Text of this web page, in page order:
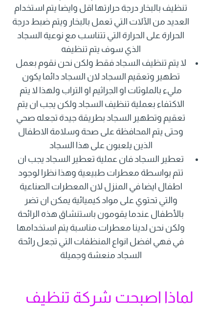
تنظيف بالبخار درجة حرارتها اقل وايضا يتم استخدام
العديد من الآلات التي تعمل بالبخار ويتم ضبط درجة
الحرارة على الحرارة التي تتناسب مع نوعية السجاد
الذي سوف يتم تنظيفه
لا يتم تنظيف السجاد فقط ولكن نحن نقوم بعمل
تطهير وتعقيم السجاد لان السجاد دائما يكون
مليء بالملوثات او الجراثيم او التراب ولهذا لا يتم
الاكتفاء بعملية تنظيف السجاد ولكن يجب ان يتم
تعقيم وتطهير السجاد بطريقة جيدة تجعله صحي
وحتى يتم المحافظة على صحة وسلامة الاطفال
الذين يلعبون على هذا السجاد
تعطير السجاد فان عملية تعطير السجاد يجب ان
تتم بواسطة معطرات طبيعية وهذا نظرا لوجود
اطفال ايضا في المنزل لان المعطرات الصناعية
والتي تحتوي على مواد كيميائية يمكن ان تضر
بالأطفال عندما يقومون باستنشاق هذه الرائحة
ولكن نحن لدينا معطرات مناسبة يتم استخدامها
في فهي افضل انواع المنظفات التي تجعل رائحة
السجاد منعشة وجميلة
لماذا اصبحت شركة تنظيف